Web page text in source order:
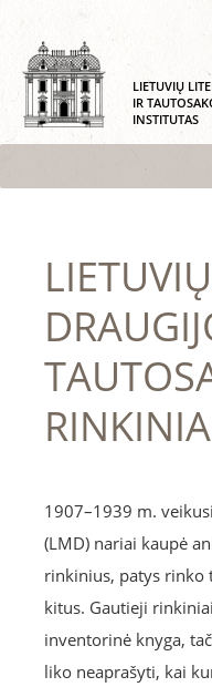
LIETUVIŲ
IR
INSTITUTAS
1907–1939 m.
(LMD) nariai kaupė
rinkinius, patys rinko
kitus. Gautieji
inventorinė knyga,
liko neaprašyti, kai